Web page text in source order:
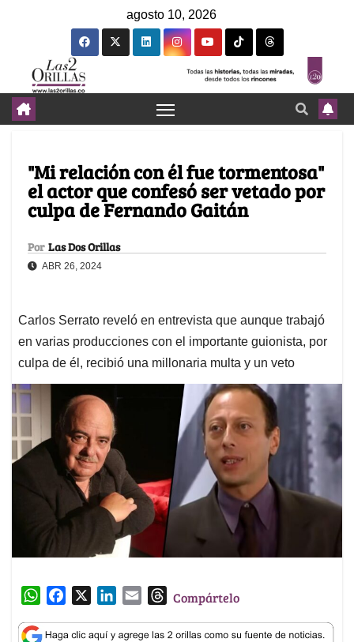
agosto 10, 2026
"Mi relación con él fue tormentosa"
el actor que confesó ser vetado por
culpa de Fernando Gaitán
Por Las Dos Orillas
ABR 26, 2024
Carlos Serrato reveló en entrevista que aunque trabajó
en varias producciones con el importante guionista, por
culpa de él, recibió una millonaria multa y un veto
W
a
c
n
a
T
r
Compártelo